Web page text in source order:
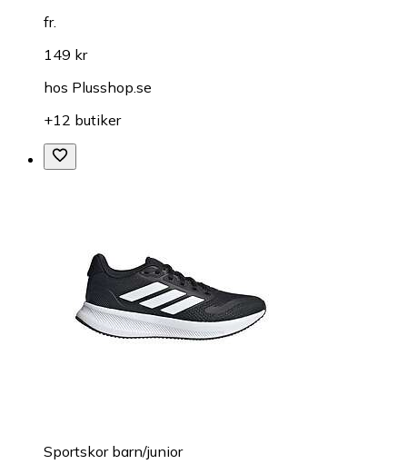
fr.
149 kr
hos Plusshop.se
+12 butiker
Sportskor barn/junior